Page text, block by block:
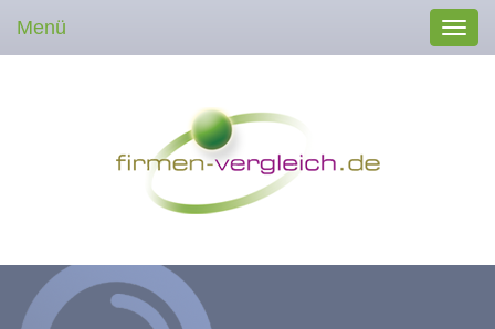
Menü